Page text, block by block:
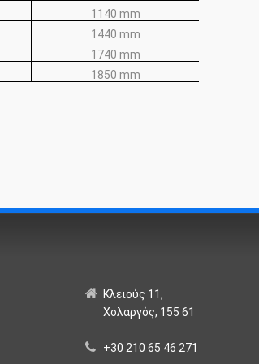
1140 mm
1440 mm
1740 mm
1850 mm
Κλειούς 11,
Χολαργός, 155 61
+30 210 65 46 271